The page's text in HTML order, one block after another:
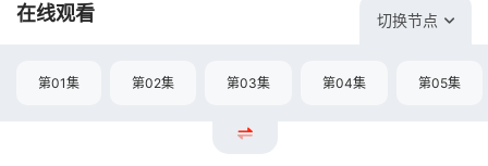
在线观看 切换节点
第01集 第02集 第03集 第04集 第05集